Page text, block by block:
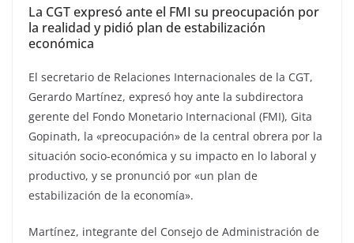
La CGT expresó ante el FMI su preocupación por
la realidad y pidió plan de estabilización
económica
El secretario de Relaciones Internacionales de la CGT,
Gerardo Martínez, expresó hoy ante la subdirectora
gerente del Fondo Monetario Internacional (FMI), Gita
Gopinath, la «preocupación» de la central obrera por la
situación socio-económica y su impacto en lo laboral y
productivo, y se pronunció por «un plan de
estabilización de la economía».
Martínez, integrante del Consejo de Administración de